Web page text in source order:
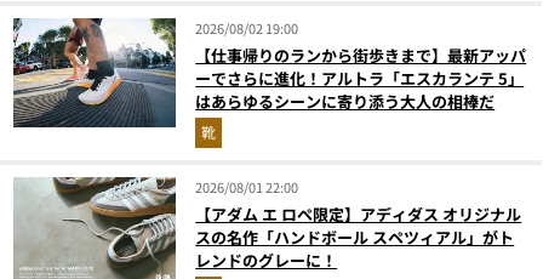
2026/08/02 19:00
【仕事帰りのランから街歩きまで】最新アッパ
ーでさらに進化！アルトラ「エスカランテ 5」
はあらゆるシーンに寄り添う大人の相棒だ
靴
2026/08/01 22:00
【アダム エ ロペ限定】アディダス オリジナル
スの名作「ハンドボール スペツィアル」がト
レンドのグレーに！